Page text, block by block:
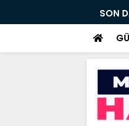
SON
Tırpan görevinden ayrıldı